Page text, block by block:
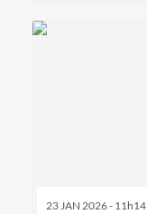
23 JAN 2026 - 11h14